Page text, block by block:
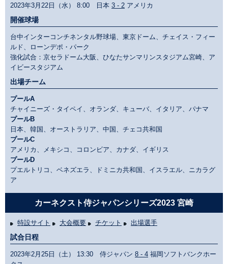
2023年3月22日（水） 8:00 日本 3 - 2 アメリカ
開催球場
台中インターコンチネンタル野球場、東京ドーム、チェイス・フィー
ルド、ローンデポ・パーク
強化試合：京セラドーム大阪、ひなたサンマリンスタジアム宮崎、ア
イビースタジアム
出場チーム
プールA
チャイニーズ・タイペイ、オランダ、キューバ、イタリア、パナマ
プールB
日本、韓国、オーストラリア、中国、チェコ共和国
プールC
アメリカ、メキシコ、コロンビア、カナダ、イギリス
プールD
プエルトリコ、ベネズエラ、ドミニカ共和国、イスラエル、ニカラグ
ア
カーネクスト侍ジャパンシリーズ2023 宮崎
特設サイト 大会概要 チケット 出場選手
試合日程
2023年2月25日（土） 13:30 侍ジャパン 8 - 4 福岡ソフトバンクホー